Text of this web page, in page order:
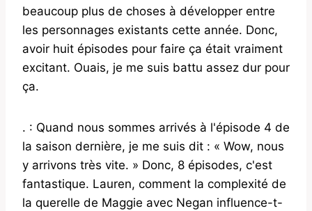
beaucoup plus de choses à développer entre
les personnages existants cette année. Donc,
avoir huit épisodes pour faire ça était vraiment
excitant. Ouais, je me suis battu assez dur pour
ça.
. : Quand nous sommes arrivés à l'épisode 4 de
la saison dernière, je me suis dit : « Wow, nous
y arrivons très vite. » Donc, 8 épisodes, c'est
fantastique. Lauren, comment la complexité de
la querelle de Maggie avec Negan influence-t-